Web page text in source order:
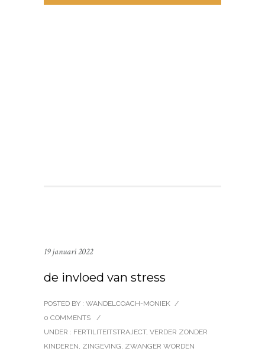
19 januari 2022
de invloed van stress
POSTED BY : WANDELCOACH-MONIEK /
0 COMMENTS
/
UNDER : FERTILITEITSTRAJECT, VERDER ZONDER
KINDEREN, ZINGEVING, ZWANGER WORDEN